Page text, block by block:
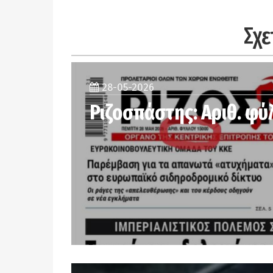
28-05-2026
Ριζοσπάστης: Αριθ.